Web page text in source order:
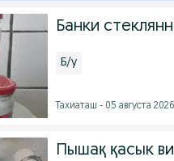
Банки
Б/у
Тахиаташ - 05 августа 2026
Пышақ қасык